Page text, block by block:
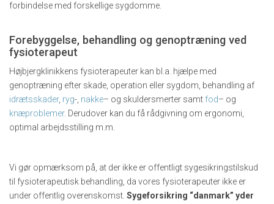
forbindelse med forskellige sygdomme.
Forebyggelse, behandling og genoptræning ved
fysioterapeut
Højbjergklinikkens fysioterapeuter kan bl.a. hjælpe med
genoptræning efter skade, operation eller sygdom, behandling af
idrætsskader, ryg-, nakke– og skuldersmerter samt fod– og
knæproblemer. Derudover kan du få rådgivning om ergonomi,
optimal arbejdsstilling m.m.
Vi gør opmærksom på, at der ikke er offentligt sygesikringstilskud
til fysioterapeutisk behandling, da vores fysioterapeuter ikke er
under offentlig overenskomst. Sygeforsikring “danmark” yder